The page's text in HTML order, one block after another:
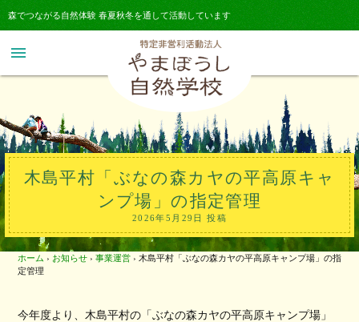
森でつながる自然体験 春夏秋冬を通して活動しています
menu
木島平村「ぶなの森カヤの平高原キャ
ンプ場」の指定管理
2026年5月29日 投稿
ホーム › お知らせ › 事業運営 › 木島平村「ぶなの森カヤの平高原キャンプ場」の指
定管理
今年度より、木島平村の「 ぶなの森カヤの平高原キャンプ場」